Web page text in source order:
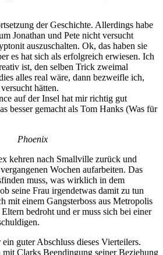
der Geschichte. Allerdings habe
Jonathan und Pete nicht versucht
auszuschalten. Ok, das haben sie
es hat sich als erfolgreich erwiesen. Ich
ist, den selben Trick zweimal
alles real wäre, dann bezweifle ich,
hätten.
auf der Insel hat mir richtig gut
besser gemacht als Tom Hanks (Was für
Phoenix
kehren nach Smallville zurück und
Wochen aufarbeiten. Das
muss, was wirklich in dem
seine Frau irgendetwas damit zu tun
mit einem Gangsterboss aus Metropolis
bedroht und er muss sich bei einer
guter Abschluss dieses Vierteilers.
mit Clarks Beendingung seiner Beziehung